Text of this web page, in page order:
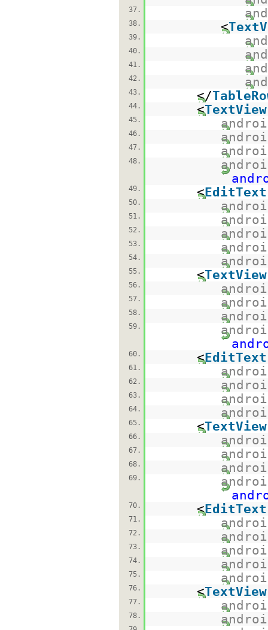
37.
38. <
39.
40.
41.
42.
43. </
44. <TextView
45.
46.
47.
48.
49. <EditText
50.
51.
52.
53.
54.
55. <TextView
56.
57.
58.
59.
60. <EditText
61.
62.
63.
64.
65. <TextView
66.
67.
68.
69.
70. <EditText
71.
72.
73.
74.
75.
76. <TextView
77.
78.